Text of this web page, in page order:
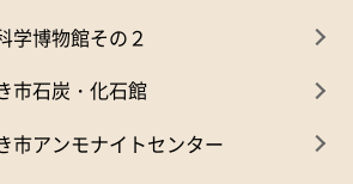
学博物館その２
市石炭・化石館
市アンモナイトセンター